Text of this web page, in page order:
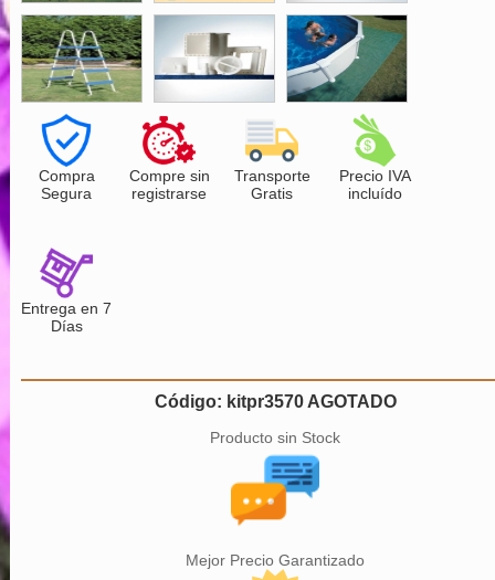
Compra
Segura
Compre sin
registrarse
Transporte
Gratis
Precio IVA
incluído
Entrega en 7
Días
Código: kitpr3570 AGOTADO
Producto sin Stock
Mejor Precio Garantizado